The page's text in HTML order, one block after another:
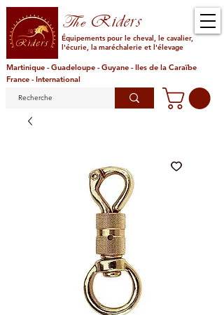
TheRiders
Équipements pour le cheval, le cavalier,
l'écurie, la maréchalerie et l'élevage
Martinique - Guadeloupe - Guyane - Iles de la Caraïbe
France - International